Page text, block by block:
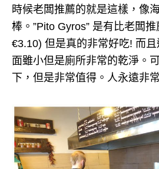
時候老闆推薦的就是這樣，像
棒。”Pito Gyros” 是有比老闆
€3.10) 但是真的非常好吃! 而
面雖小但是廁所非常的乾淨。
下，但是非常值得。人永遠非